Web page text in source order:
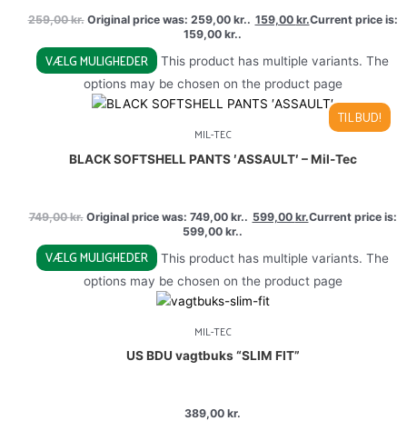
259,00kr. Original price was: 259,00 kr.. 159,00 kr.Current price is:
159,00 kr..
VÆLG MULIGHEDER
This product has multiple variants. The
options may be chosen on the product page
TILBUD!
MIL-TEC
BLACK SOFTSHELL PANTS ′ASSAULT′ – Mil-Tec
749,00kr. Original price was: 749,00 kr.. 599,00 kr.Current price is:
599,00 kr..
VÆLG MULIGHEDER
This product has multiple variants. The
options may be chosen on the product page
MIL-TEC
US BDU vagtbuks “SLIM FIT”
389,00 kr.